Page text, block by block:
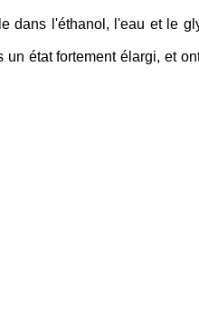
dans l'éthanol, l'eau et le
état fortement élargi, et